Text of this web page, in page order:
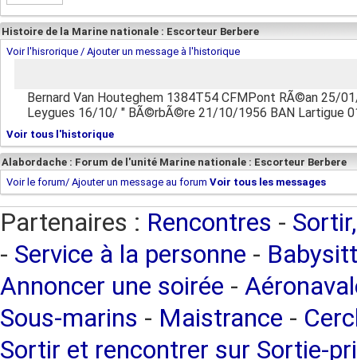
Histoire de la Marine nationale : Escorteur Berbere
Voir l'hisrorique / Ajouter un message à l'historique
Bernard Van Houteghem 1384T54 CFMPont RÃ©an 25/
Leygues 16/10/ " BÃ©rbÃ©re 21/10/1956 BAN Lartigue
Voir tous l'historique
Alabordache : Forum de l'unité Marine nationale : Escorteur Berbere
Voir le forum/ Ajouter un message au forum Voir tous les messages
Partenaires : Rencontres -
- Service à la personne -
Annoncer une soirée -
Sous-marins - Maistrance -
Sortir et rencontrer sur Sortie-